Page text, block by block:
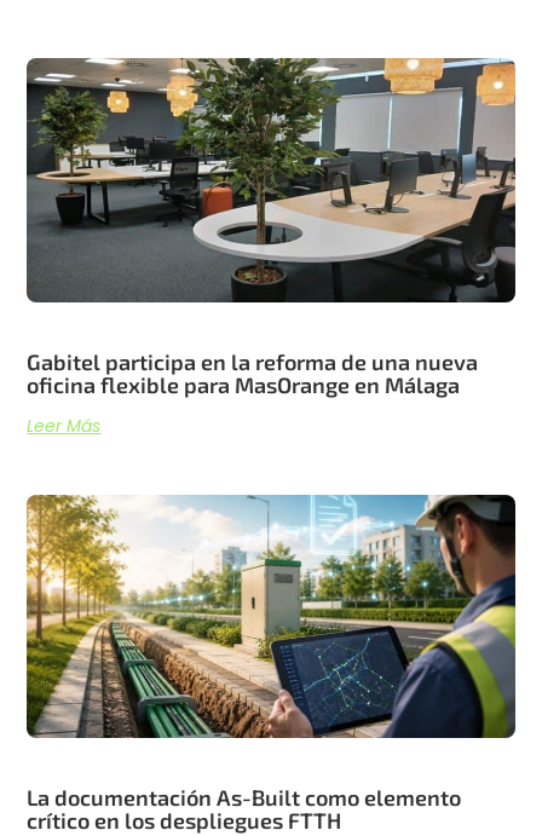
Artículos recientes
Gabitel participa en la reforma de una nueva
oficina flexible para MasOrange en Málaga
Leer Más
La documentación As-Built como elemento
crítico en los despliegues FTTH